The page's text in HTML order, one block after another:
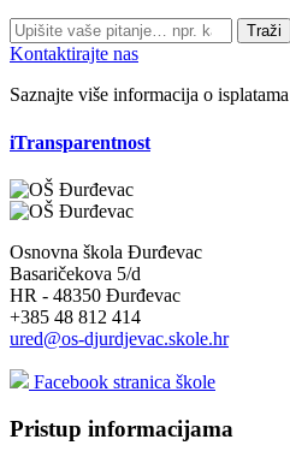
Traži
Kontaktirajte nas
Saznajte više informacija o isplatama
iTransparentnost
Osnovna škola Đurđevac
Basaričekova 5/d
HR - 48350 Đurđevac
+385 48 812 414
ured@os-djurdjevac.skole.hr
Facebook stranica škole
Pristup informacijama